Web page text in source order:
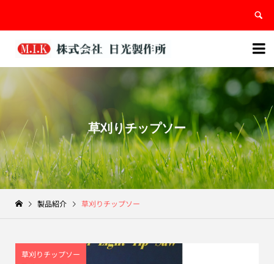


草刈りチップソー
製品紹介 草刈りチップソー
草刈りチップソー